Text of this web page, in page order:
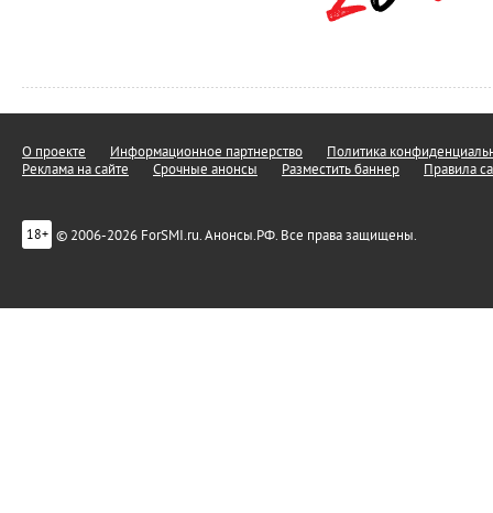
О проекте Информационное партнерство
Политика
Реклама на сайте
Срочные анонсы Разместить баннер Правила
18+ © 2006-2026 ForSMI.ru. Анонсы.РФ. Все права защищены.